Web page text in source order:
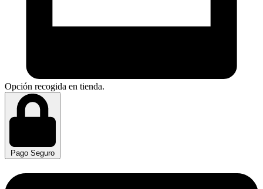
Opción recogida en tienda.
Pago Seguro